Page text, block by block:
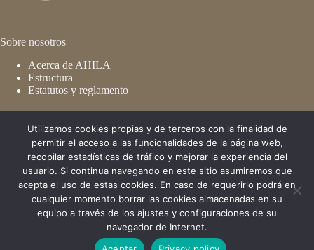
Sobre nosotros
Acerca de AHILA
Estructura
Estatutos y reglamento
De interés
Congresos
Membresía
Publicaciones
AHILA - Asociación de Historiadores Latinoamericanistas
Europeos. Todos los derechos reservados © 2026 - Soportada
pormarango.com.co
Utilizamos cookies propias y de terceros con la finalidad de
permitir el acceso a las funcionalidades de la página web,
recopilar estadísticas de tráfico y mejorar la experiencia del
usuario. Si continua navegando en este sitio asumiremos que
acepta el uso de estas cookies. En caso de requerirlo podrá en
cualquier momento borrar las cookies almacenadas en su
equipo a través de los ajustes y configuraciones de su
navegador de Internet.